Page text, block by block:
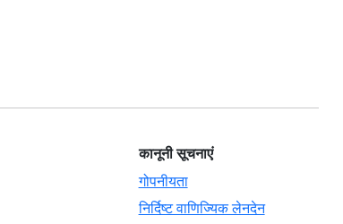
कानूनी सूचनाएं
गोपनीयता
निर्दिष्ट वाणिज्यिक लेनदेन